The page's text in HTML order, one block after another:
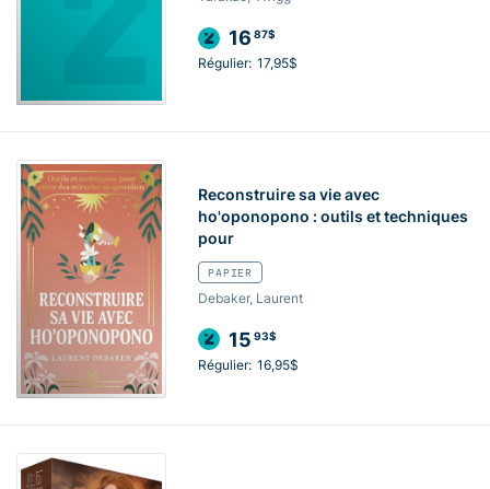
16 87$
Régulier: 17,95$
Reconstruire sa vie avec
ho'oponopono : outils et techniques
pour
PAPIER
Debaker, Laurent
15 93$
Régulier: 16,95$